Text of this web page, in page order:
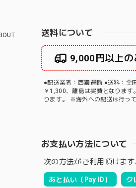
送料について
9,000円以上の
●配送業者：西濃運輸 ●送料：
￥1,300、離島は実費となりま
ります。 ※海外への配送は行って
お支払い方法について
次の方法がご利用頂けます
あと払い（Pay ID） ク